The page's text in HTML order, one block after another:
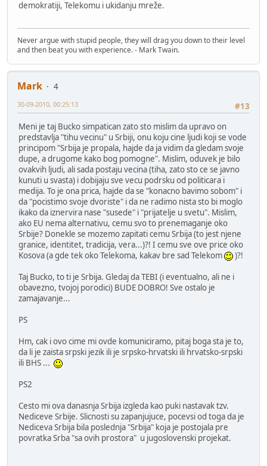
demokratiji, Telekomu i ukidanju mreže.
Never argue with stupid people, they will drag you down to their level
and then beat you with experience. - Mark Twain.
Mark
4
#13
30-09-2010, 00:25:13
Meni je taj Bucko simpatican zato sto mislim da upravo on
predstavlja "tihu vecinu" u Srbiji, onu koju cine ljudi koji se vode
principom "Srbija je propala, hajde da ja vidim da gledam svoje
dupe, a drugome kako bog pomogne". Mislim, oduvek je bilo
ovakvih ljudi, ali sada postaju vecina (tiha, zato sto ce se javno
kunuti u svasta) i dobijaju sve vecu podrsku od politicara i
medija. To je ona prica, hajde da se "konacno bavimo sobom" i
da "pocistimo svoje dvoriste" i da ne radimo nista sto bi moglo
ikako da iznervira nase "susede" i "prijatelje u svetu". Mislim,
ako EU nema alternativu, cemu svo to prenemaganje oko
Srbije? Donekle se mozemo zapitati cemu Srbija (to jest njene
granice, identitet, tradicija, vera...)?! I cemu sve ove price oko
Kosova (a gde tek oko Telekoma, kakav bre sad Telekom
)?!
Taj Bucko, to ti je Srbija. Gledaj da TEBI (i eventualno, ali ne i
obavezno, tvojoj porodici) BUDE DOBRO! Sve ostalo je
zamajavanje...
PS
Hm, cak i ovo cime mi ovde komuniciramo, pitaj boga sta je to,
da li je zaista srpski jezik ili je srpsko-hrvatski ili hrvatsko-srpski
ili BHS ...
PS2
Cesto mi ova danasnja Srbija izgleda kao puki nastavak tzv.
Nediceve Srbije. Slicnosti su zapanjujuce, pocevsi od toga da je
Nediceva Srbija bila poslednja "Srbija" koja je postojala pre
povratka Srba "sa ovih prostora" u jugoslovenski projekat.